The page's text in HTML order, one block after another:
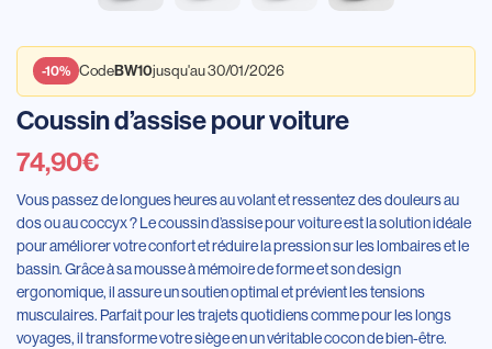
-10% CodeBW10jusqu'au 30/01/2026
Coussin d’assise pour voiture
74,90€
Vous passez de longues heures au volant et ressentez des douleurs au
dos ou au coccyx ? Le coussin d’assise pour voiture est la solution idéale
pour améliorer votre confort et réduire la pression sur les lombaires et le
bassin. Grâce à sa mousse à mémoire de forme et son design
ergonomique, il assure un soutien optimal et prévient les tensions
musculaires. Parfait pour les trajets quotidiens comme pour les longs
voyages, il transforme votre siège en un véritable cocon de bien-être.